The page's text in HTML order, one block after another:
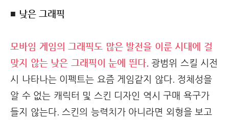
■ 낮은 그래픽
모바임 게임의 그래픽도 많은 발전을 이룬 시대에 걸
맞지 않는 낮은 그래픽이 눈에 띈다. 광범위 스킬 시전
시 나타나는 이펙트는 요즘 게임같지 않다. 정체성을
알 수 없는 캐릭터 및 스킨 디자인 역시 구매 욕구가
들지 않는다. 스킨의 능력치가 아니라면 외형을 보고